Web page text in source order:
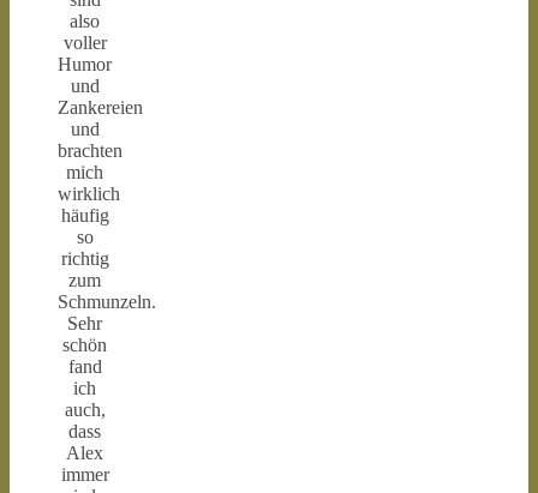
also
voller
Humor
und
Zankereien
und
brachten
mich
wirklich
häufig
so
richtig
zum
Schmunzeln.
Sehr
schön
fand
ich
auch,
dass
Alex
immer